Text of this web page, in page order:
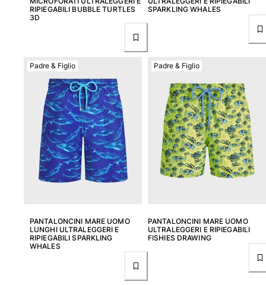
RIPIEGABILI BUBBLE TURTLES
3D
SPARKLING WHALES
PANTALONCINI MARE UOMO
LUNGHI ULTRALEGGERI E
RIPIEGABILI SPARKLING
WHALES
Padre & Figlio
PANTALONCINI MARE UOMO
ULTRALEGGERI E RIPIEGABILI
FISHIES DRAWING
Padre & Figlio